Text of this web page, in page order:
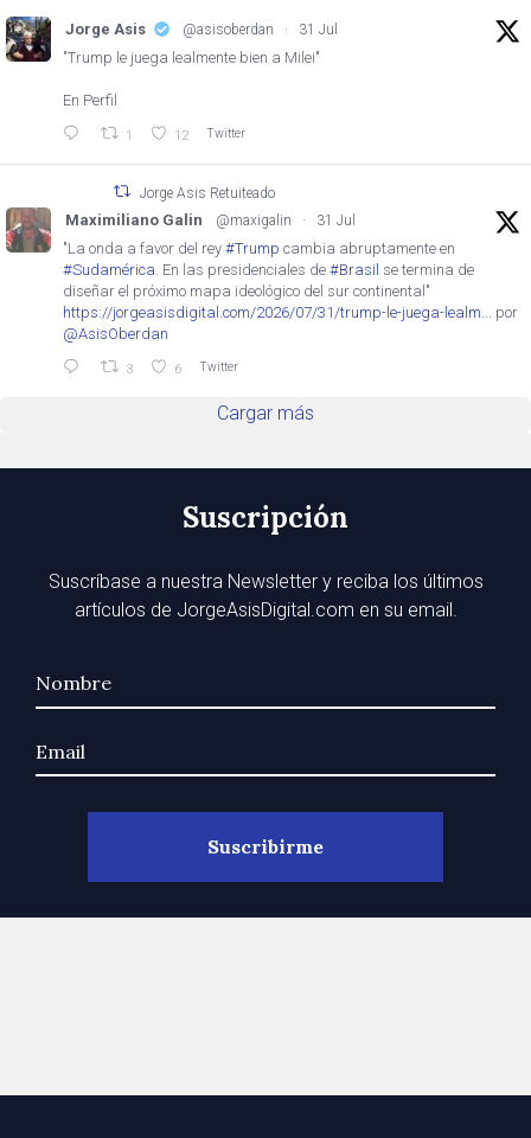
Jorge Asis @asisoberdan · 31 Jul
"Trump le juega lealmente bien a Milei"
En Perfil
1 12 Twitter
Jorge Asis Retuiteado
Maximiliano Galin @maxigalin · 31 Jul
"La onda a favor del rey #Trump cambia abruptamente en
#Sudamérica . En las presidenciales de #Brasil se termina de
diseñar el próximo mapa ideológico del sur continental"
https://jorgeasisdigital.com/2026/07/31/trump-le-juega-lealm...
por
@AsisOberdan
3 6 Twitter
Cargar más
Suscripción
Suscríbase a nuestra Newsletter y reciba los últimos
artículos de JorgeAsisDigital.com en su email.